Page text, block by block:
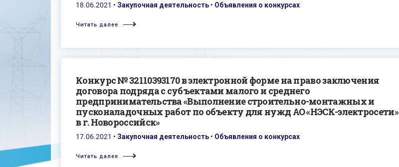
18.06.2021 • Закупочная деятельность • Объявления о конкурсах
Читать далее
Конкурс № 32110393170 в электронной форме на право заключения
договора подряда с субъектами малого и среднего
предпринимательства «Выполнение строительно-монтажных и
пусконаладочных работ по объекту для нужд АО «НЭСК-электросети»
в г. Новороссийск»
17.06.2021 • Закупочная деятельность • Объявления о конкурсах
Читать далее